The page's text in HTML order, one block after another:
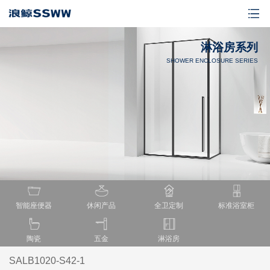
淋浴房系列
SHOWER ENCLOSURE SERIES
智能座便器 休闲产品 全卫定制 标准浴室柜
陶瓷 五金 淋浴房
SALB1020-S42-1